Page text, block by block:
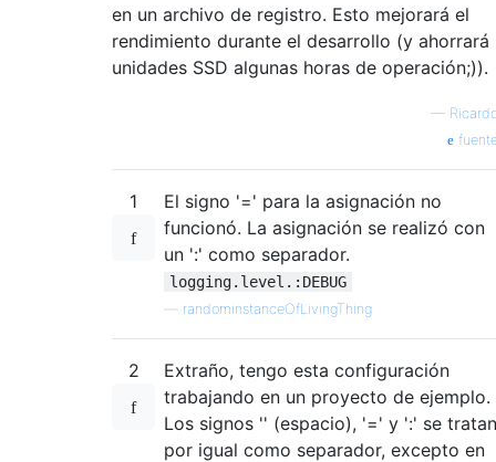
en un archivo de registro. Esto mejorará el
rendimiento durante el desarrollo (y ahorrará
unidades SSD algunas horas de operación;)).
—
1
El signo '=' para la asignación no
funcionó. La asignación se realizó con
un ':' como separador.
logging.level.:DEBUG
randominstanceOfLivingThing
2
Extraño, tengo esta configuración
trabajando en un proyecto de ejemplo.
Los signos '' (espacio), '=' y ':' se tratan
por igual como separador, excepto en